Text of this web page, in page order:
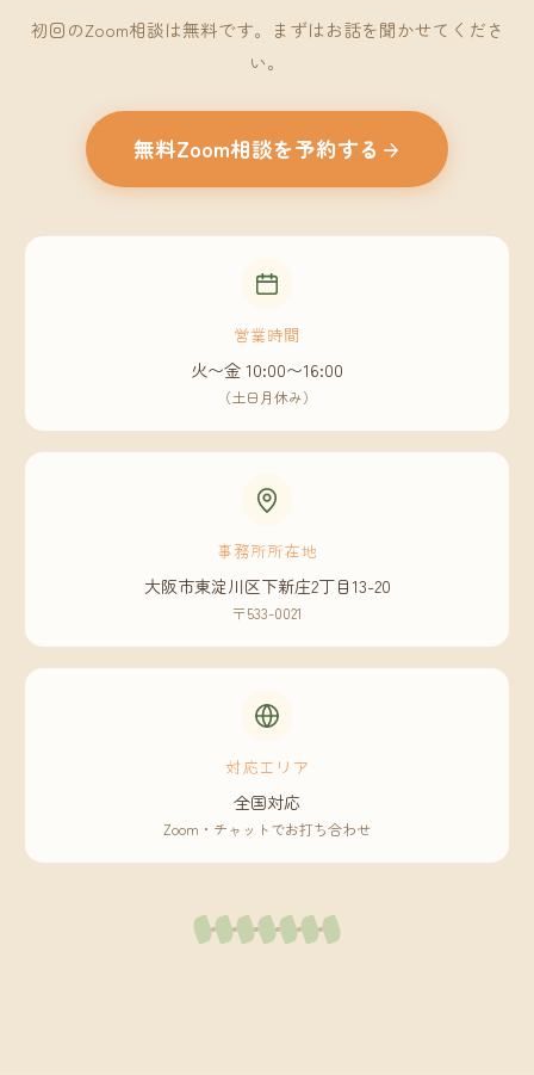
初回のZoom相談は無料です。まずはお話を聞かせてくださ
い。
無料Zoom相談を予約する
営業時間
火〜金 10:00〜16:00
（土日月休み）
事務所所在地
大阪市東淀川区下新庄2丁目13-20
〒533-0021
対応エリア
全国対応
Zoom・チャットでお打ち合わせ